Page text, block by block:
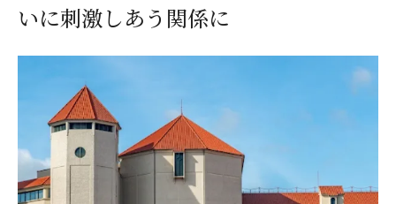
いに刺激しあう関係に